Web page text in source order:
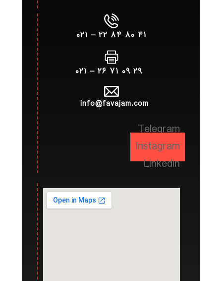
۴۱ ۸۰ ۸۴ ۲۲ – ۰۲۱
۲۹ ۰۹ ۷۱ ۲۶ – ۰۲۱
info@favajam.com
Telegram
Instagram
Linkedin